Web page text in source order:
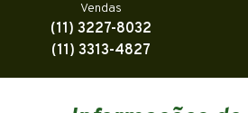
Vendas
(11) 3227-8032
(11) 3313-4827